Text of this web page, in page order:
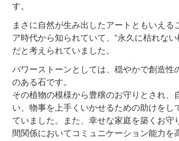
す。
まさに自然が生み出したアートともいえる
ア時代から知られていて、“永久に枯れな
だと考えられていました。
パワーストーンとしては、穏やかで創造性
のある石です。
その植物の模様から豊穣のお守りとされ、
い、物事を上手くいかせるための助けをし
ていました。また、幸せな家庭を築くお守
間関係においてコミュニケーション能力を